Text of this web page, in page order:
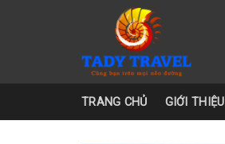
TRANG CHỦ GIỚI THIỆU